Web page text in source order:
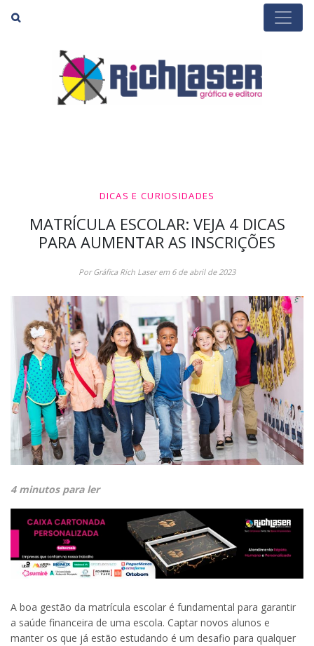
DICAS E CURIOSIDADES
MATRÍCULA ESCOLAR: VEJA 4 DICAS
PARA AUMENTAR AS INSCRIÇÕES
Por Gráfica Rich Laser em 6 de abril de 2023
4 minutos para ler
A boa gestão da matrícula escolar é fundamental para garantir
a saúde financeira de uma escola. Captar novos alunos e
manter os que já estão estudando é um desafio para qualquer